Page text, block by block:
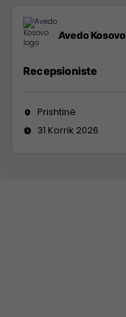
Avedo Kosovo
Recepsioniste
Prishtinë
31 Korrik 2026